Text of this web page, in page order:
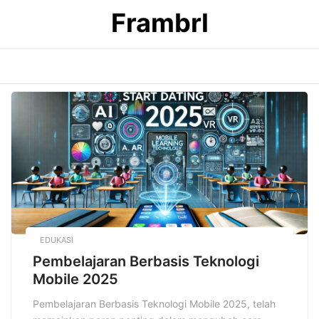
Frambrl
EDUKASI
Pembelajaran Berbasis Teknologi
Mobile 2025
Pembelajaran Berbasis Teknologi Mobile 2025, telah